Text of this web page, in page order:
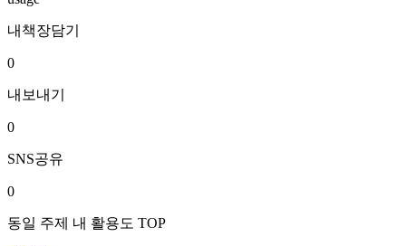
내책장담기
0
내보내기
0
SNS공유
0
동일 주제 내 활용도 TOP